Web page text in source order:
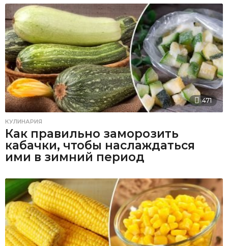
471
КУЛИНАРИЯ
Как правильно заморозить
кабачки, чтобы наслаждаться
ими в зимний период